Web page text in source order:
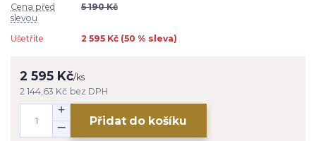
Cena před
slevou
5 190 Kč
Ušetříte 2 595 Kč (50 % sleva)
2 595 Kč/ks
2 144,63 Kč bez DPH
Přidat do košíku